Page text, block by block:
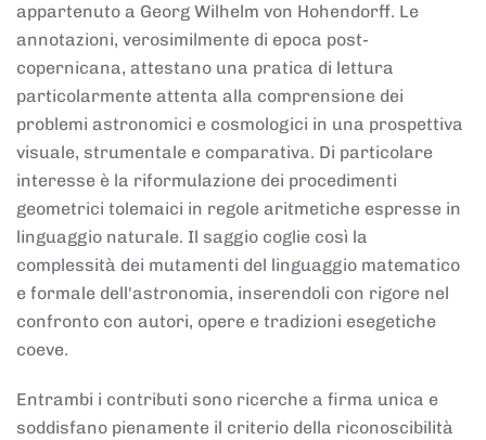
appartenuto a Georg Wilhelm von Hohendorff. Le
annotazioni, verosimilmente di epoca post-
copernicana, attestano una pratica di lettura
particolarmente attenta alla comprensione dei
problemi astronomici e cosmologici in una prospettiva
visuale, strumentale e comparativa. Di particolare
interesse è la riformulazione dei procedimenti
geometrici tolemaici in regole aritmetiche espresse in
linguaggio naturale. Il saggio coglie così la
complessità dei mutamenti del linguaggio matematico
e formale dell'astronomia, inserendoli con rigore nel
confronto con autori, opere e tradizioni esegetiche
coeve.
Entrambi i contributi sono ricerche a firma unica e
soddisfano pienamente il criterio della riconoscibilità